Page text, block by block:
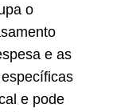
o
e as
e pode